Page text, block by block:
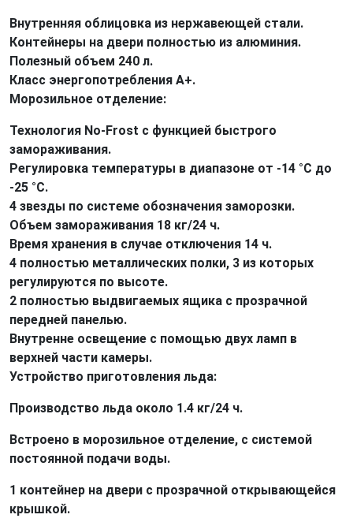
Внутренняя облицовка из нержавеющей стали.
Контейнеры на двери полностью из алюминия.
Полезный объем 240 л.
Класс энергопотребления A+.
Морозильное отделение:
Технология No-Frost с функцией быстрого
замораживания.
Регулировка температуры в диапазоне от -14 °C до
-25 °C.
4 звезды по системе обозначения заморозки.
Объем замораживания 18 кг/24 ч.
Время хранения в случае отключения 14 ч.
4 полностью металлических полки, 3 из которых
регулируются по высоте.
2 полностью выдвигаемых ящика с прозрачной
передней панелью.
Внутренне освещение с помощью двух ламп в
верхней части камеры.
Устройство приготовления льда:
Производство льда около 1.4 кг/24 ч.
Встроено в морозильное отделение, с системой
постоянной подачи воды.
1 контейнер на двери с прозрачной открывающейся
крышкой.